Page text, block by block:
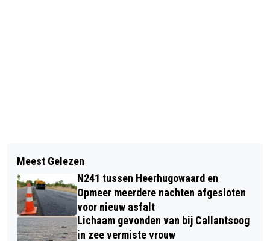
NIEUWE LAADTAARN AAN
NIEUWLANDERSINGEL BEWAART
HISTORISCH STADSGEZICHT
AUTO IN DE SLOOT LANGS N9 BIJ
SCHOORL
Meest Gelezen
N241 tussen Heerhugowaard en
Opmeer meerdere nachten afgesloten
voor nieuw asfalt
Lichaam gevonden van bij Callantsoog
in zee vermiste vrouw